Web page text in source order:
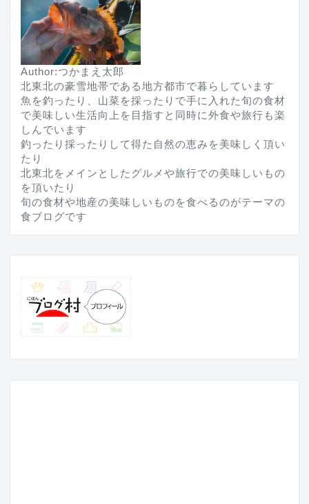
Author:つかまえ太郎
北東北の豪雪地帯である地方都市で暮らしています
魚を釣ったり、山菜を採ったりで手に入れた旬の食材
で美味しい生活向上を目指すと同時に外食や旅行も楽
しんでいます
釣ったり採ったりして得た自然の恵みを美味しく頂い
たり
北東北をメインとしたグルメや旅行での美味しいもの
を頂いたり
旬の食材や地産の美味しいものを食べるのがテーマの
食ブログです